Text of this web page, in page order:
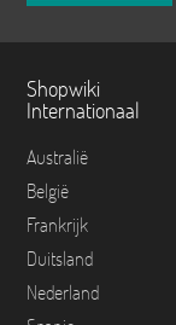
Shopwiki
Internationaal
Australië
België
Frankrijk
Duitsland
Nederland